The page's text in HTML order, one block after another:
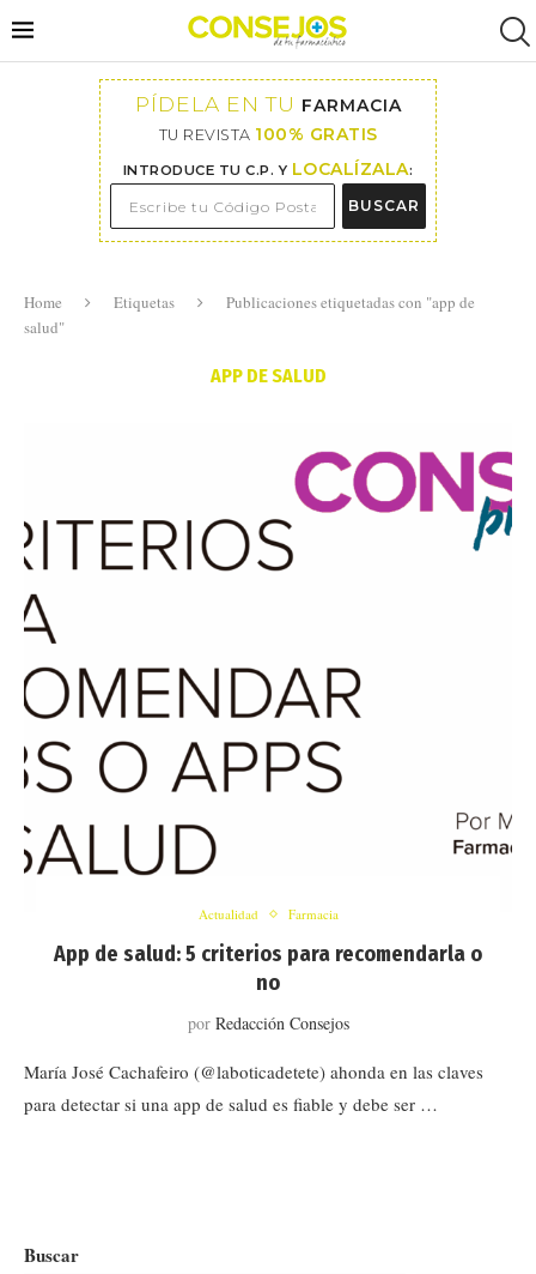
PÍDELA EN TU FARMACIA
TU REVISTA 100% GRATIS
INTRODUCE TU C.P. Y LOCALÍZALA:
BUSCAR
Home Etiquetas
Publicaciones etiquetadas con "app de
salud"
APP DE SALUD
Actualidad Farmacia
App de salud: 5 criterios para recomendarla o
no
por Redacción Consejos
María José Cachafeiro (@laboticadetete) ahonda en las claves
para detectar si una app de salud es fiable y debe ser …
Buscar